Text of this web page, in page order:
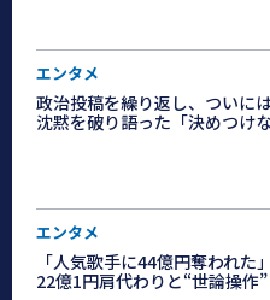
エンタメ
政治投稿を繰り返し、ついに
沈黙を破り語った「決めつけ
エンタメ
「人気歌手に44億円奪われた
22億1円肩代わりと“世論操作